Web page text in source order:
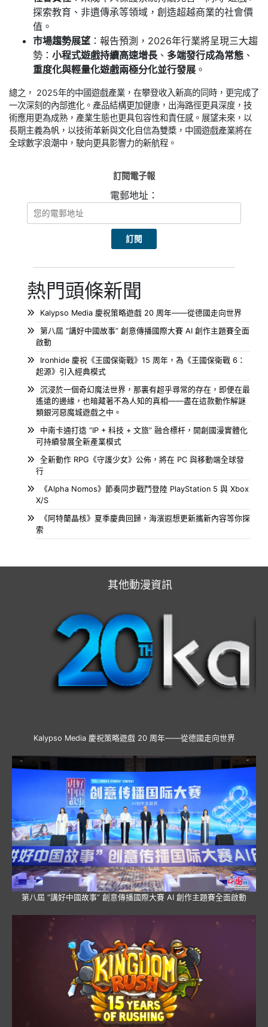
探索教育、非遺傳承等領域，創造超越商業的社會價
值。
市場趨勢展望 ：報告預測，2026年行業將呈現三大趨
勢： 小程式遊戲持續高速增長 、 多端發行成為常態 、
重度化與輕量化遊戲兩極分化並行發展 。
總之， 2025年的中國遊戲產業，在攀登收入新高的同時，更完成了
一次深刻的內部進化。產品結構更加健康，出海路徑更具深度，技
術應用更為成熟，產業生態也更具包容性和責任感。展望未來，以
長期主義為帆，以技術革新與文化自信為雙槳，中國遊戲產業將在
全球數字浪潮中，駛向更具影響力的新航程。
訂閱電子報
電郵地址：
熱門頭條新聞
Kalypso Media 慶祝策略遊戲 20 周年——從德國走向世界
第八屆 “講好中國故事” 創意傳播國際大賽 AI 創作主題賽全面
啟動
Ironhide 慶祝《王國保衛戰》15 周年，為《王國保衛戰 6：
起源》引入經典模式
沉浸於一個奇幻魔法世界，那裏有超乎尋常的存在，即便在最
遙遠的邊緣，也暗藏著不為人知的真相——盡在這款動作解謎
類銀河惡魔城遊戲之中。
中南卡通打造 “IP + 科技 + 文旅” 融合標杆，開創國漫實體化
可持續發展全新產業模式
全新動作 RPG《守護少女》公佈，將在 PC 與移動端全球發
行
《Alpha Nomos》節奏同步戰鬥登陸 PlayStation 5 與 Xbox
X/S
《阿特蘭晶核》夏季慶典回歸，海濱遐想更新攜新內容等你探
索
其他動漫資訊
Kalypso Media 慶祝策略遊戲 20 周年——從德國走向世界
第八屆 “講好中國故事” 創意傳播國際大賽 AI 創作主題賽全面啟動